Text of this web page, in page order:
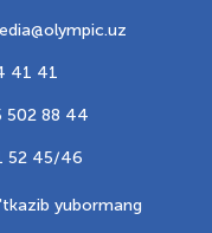
41 41
502 88 44
52 45/46
yubormang